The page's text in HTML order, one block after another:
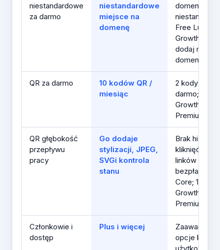
niestandardowe
za darmo
niestandardowe
miejsce na
domenę
domen
Free Lub
Growth i
dodaj
domeny
QR za darmo
10 kodów QR /
miesiąc
2 kody QR za
darmo; 5
Growth; 200
Premium
QR głębokość
przepływu
pracy
Go dodaje
stylizacji, JPEG,
SVGi kontrola
stanu
Brak historii
kliknięć
linków w
bezpłatnej;
Core; 120 dni
Growth; 1 rok
Premium
Członkowie i
dostęp
Plus i więcej
opcje